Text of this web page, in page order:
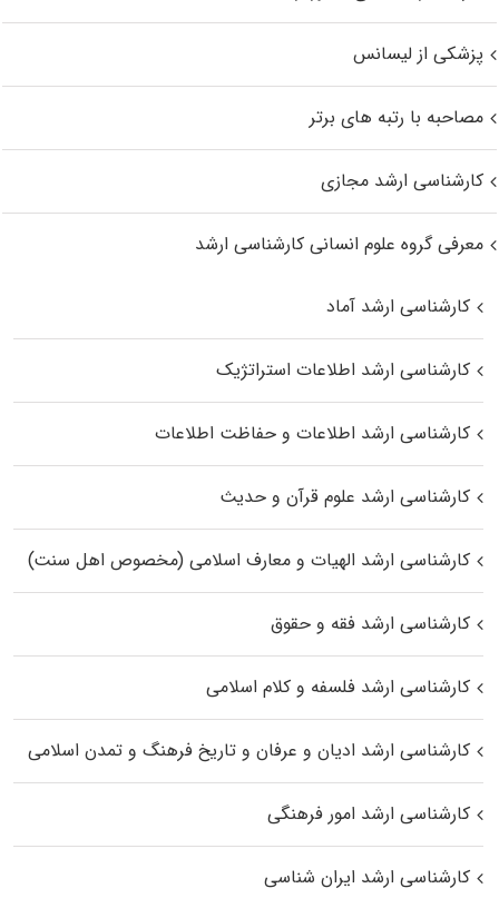
پزشکی از لیسانس
مصاحبه با رتبه های برتر
کارشناسی ارشد مجازی
معرفی گروه علوم انسانی کارشناسی ارشد
کارشناسی ارشد آماد
کارشناسی ارشد اطلاعات استراتژیک
کارشناسی ارشد اطلاعات و حفاظت اطلاعات
کارشناسی ارشد علوم قرآن و حدیث
کارشناسی ارشد الهیات و معارف اسلامی (مخصوص اهل سنت)
کارشناسی ارشد فقه و حقوق
کارشناسی ارشد فلسفه و کلام اسلامی
کارشناسی ارشد ادیان و عرفان و تاریخ فرهنگ و تمدن اسلامی
کارشناسی ارشد امور فرهنگی
کارشناسی ارشد ایران شناسی